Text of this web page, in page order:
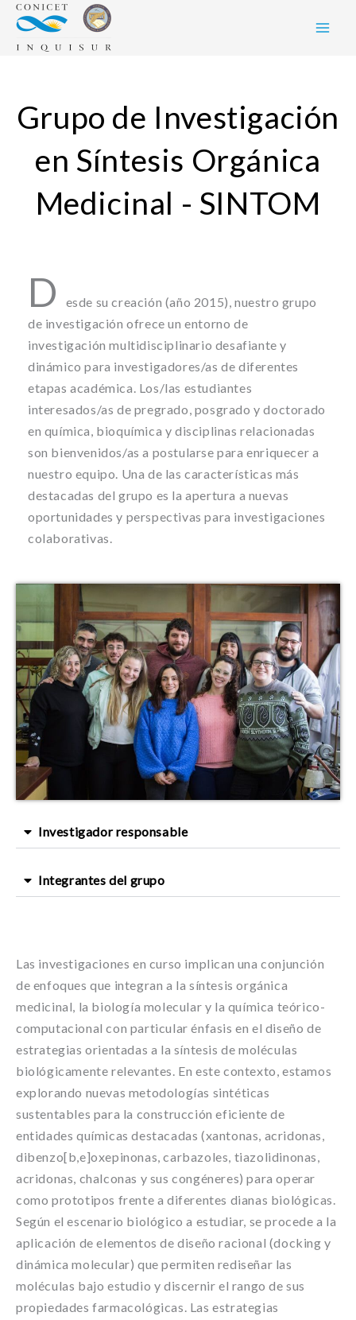
Skip
content
Grupo de Investigación
en Síntesis Orgánica
Medicinal - SINTOM
D
esde su creación (año 2015), nuestro grupo
de investigación ofrece un entorno de
investigación multidisciplinario desafiante y
dinámico para investigadores/as de diferentes
etapas académica. Los/las estudiantes
interesados/as de pregrado, posgrado y doctorado
en química, bioquímica y disciplinas relacionadas
son bienvenidos/as a postularse para enriquecer a
nuestro equipo. Una de las características más
destacadas del grupo es la apertura a nuevas
oportunidades y perspectivas para investigaciones
colaborativas.
Investigador responsable
Integrantes del grupo
Las investigaciones en curso implican una conjunción
de enfoques que integran a la síntesis orgánica
medicinal, la biología molecular y la química teórico-
computacional con particular énfasis en el diseño de
estrategias orientadas a la síntesis de moléculas
biológicamente relevantes. En este contexto, estamos
explorando nuevas metodologías sintéticas
sustentables para la construcción eficiente de
entidades químicas destacadas (xantonas, acridonas,
dibenzo[b,e]oxepinonas, carbazoles, tiazolidinonas,
acridonas, chalconas y sus congéneres) para operar
como prototipos frente a diferentes dianas biológicas.
Según el escenario biológico a estudiar, se procede a la
aplicación de elementos de diseño racional (docking y
dinámica molecular) que permiten rediseñar las
moléculas bajo estudio y discernir el rango de sus
propiedades farmacológicas. Las estrategias